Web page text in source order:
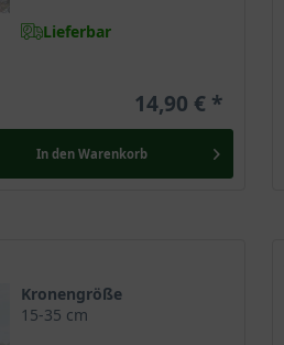
Lieferbar
14,90 €
In den Warenkorb
Kronengröße
15-35 cm